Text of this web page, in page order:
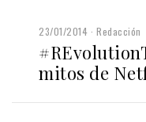
23/01/2014 Redacción
mitos de